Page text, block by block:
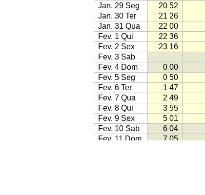
Jan. 29 Seg
20 52
Jan. 30 Ter
21 26
Jan. 31 Qua
22 00
Fev. 1 Qui
22 36
Fev. 2 Sex
23 16
Fev. 3 Sab
Fev. 4 Dom
0 00
Fev. 5 Seg
0 50
Fev. 6 Ter
1 47
Fev. 7 Qua
2 49
Fev. 8 Qui
3 55
Fev. 9 Sex
5 01
Fev. 10 Sab
6 04
Fev. 11 Dom
7 05